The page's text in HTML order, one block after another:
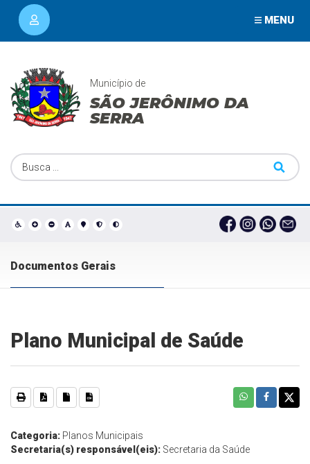
MENU
Município de
SÃO JERÔNIMO DA
SERRA
Documentos Gerais
Plano Municipal de Saúde
Categoria: Planos Municipais
Secretaria(s) responsável(eis): Secretaria da Saúde